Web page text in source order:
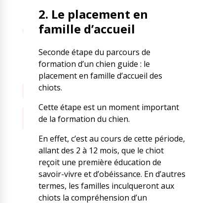
2. Le placement en
famille d’accueil
Seconde étape du parcours de
formation d’un chien guide : le
placement en famille d’accueil des
chiots.
Cette étape est un moment important
de la formation du chien.
En effet, c’est au cours de cette période,
allant des 2 à 12 mois, que le chiot
reçoit une première éducation de
savoir-vivre et d’obéissance. En d’autres
termes, les familles inculqueront aux
chiots la compréhension d’un